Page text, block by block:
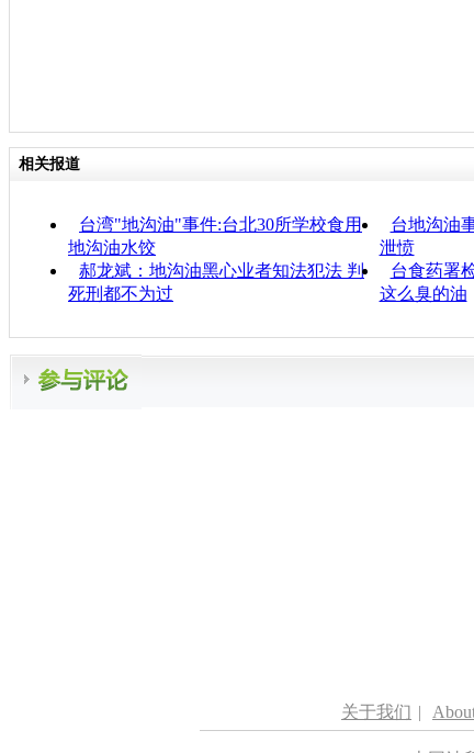
相关报道
台湾"地沟油"事件:台北30所学校食用
地沟油水饺
台地沟油
泄愤
郝龙斌：地沟油黑心业者知法犯法 判
死刑都不为过
台食药署
这么臭的油
关于我们 |